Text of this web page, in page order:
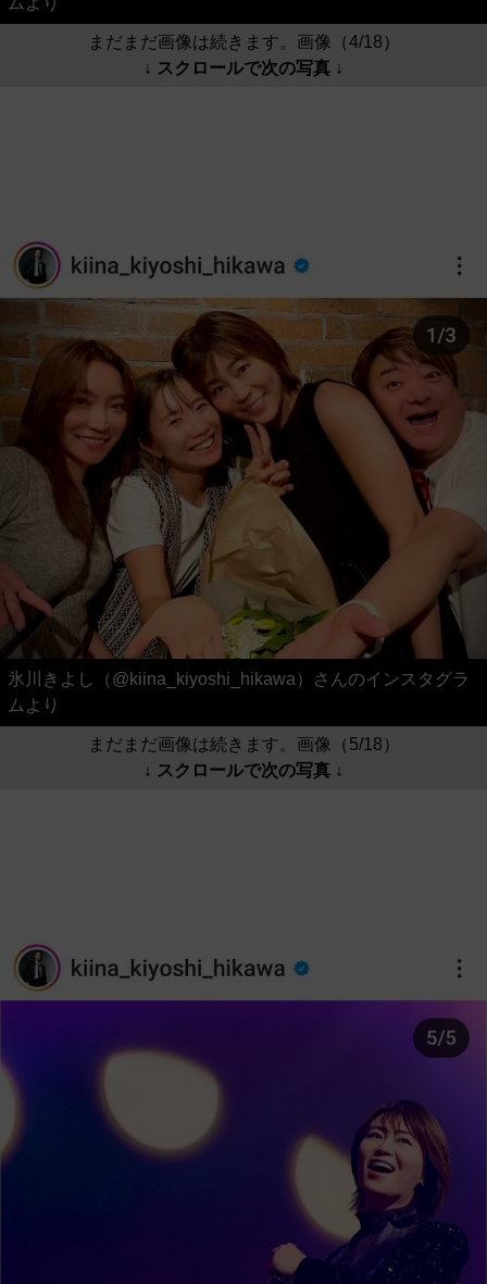
まだまだ画像は続きます。画像（4/18）
↓ スクロールで次の写真 ↓
氷川きよし（@kiina_kiyoshi_hikawa）さんのインスタグラ
ムより
まだまだ画像は続きます。画像（5/18）
↓ スクロールで次の写真 ↓